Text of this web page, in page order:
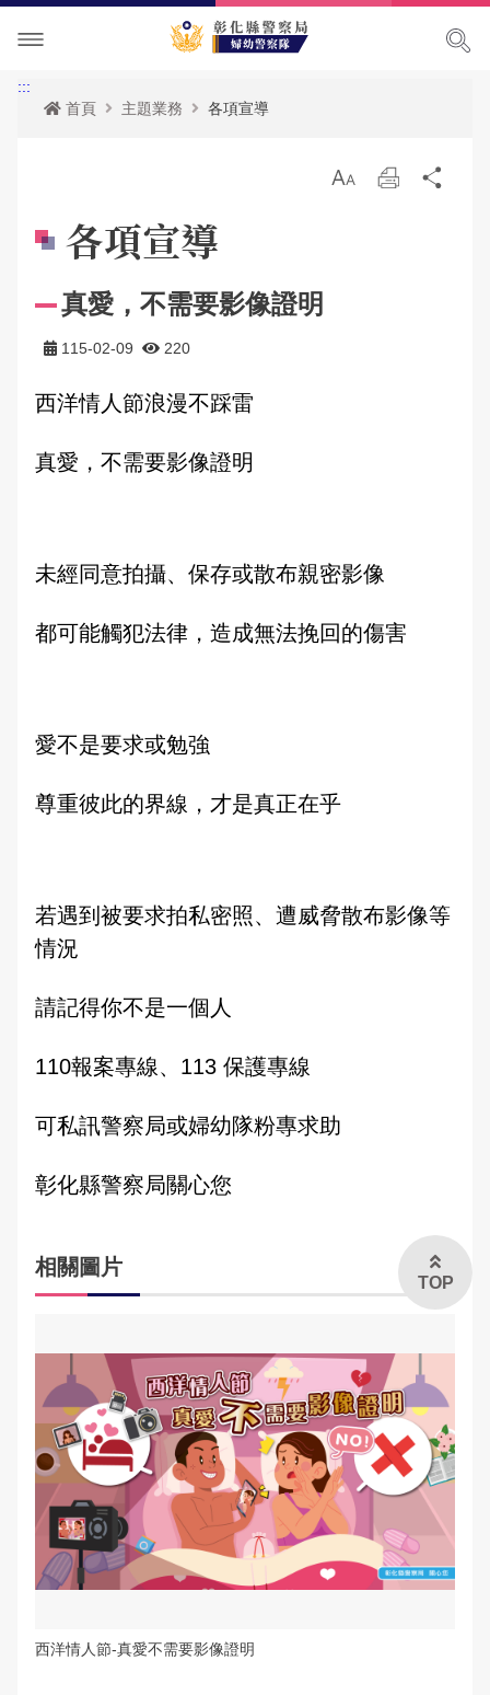
單位介紹
組織架構
聯絡資訊及位置
活動訊息
RSS訊息中心
婦幼宣導申請服務
警察法規查詢
性侵高再犯危險人數查詢
婦幼專區
政府資訊公開
主題業務
婦幼被害防治
家庭暴力防治
性侵害防治
兒少性剝削防制
性影像防治
性騷擾防治
兒少保護
民意廣場
民眾意見信箱
警民交流留言板
影音出版品
活動相簿
影音多媒體
相關連結
常見問答
:::
首頁
主題業務 各項宣導
放 列
各項宣導
真愛，不需要影像證明
115-02-09 220
西洋情人節浪漫不踩雷
真愛，不需要影像證明
未經同意拍攝、保存或散布親密影像
都可能觸犯法律，造成無法挽回的傷害
愛不是要求或勉強
尊重彼此的界線，才是真正在乎
若遇到被要求拍私密照、遭威脅散布影像等
情況
請記得你不是一個人
110報案專線、113 保護專線
可私訊警察局或婦幼隊粉專求助
彰化縣警察局關心您
相關圖片
西洋情人節-真愛不需要影像證明
TOP